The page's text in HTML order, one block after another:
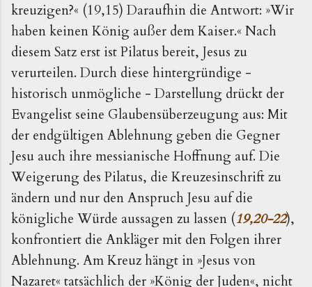
kreuzigen?« (19,15) Daraufhin die Antwort: »Wir
haben keinen König außer dem Kaiser.« Nach
diesem Satz erst ist Pilatus bereit, Jesus zu
verurteilen. Durch diese hintergründige -
historisch unmögliche - Darstellung drückt der
Evangelist seine Glaubensüberzeugung aus: Mit
der endgültigen Ablehnung geben die Gegner
Jesu auch ihre messianische Hoffnung auf. Die
Weigerung des Pilatus, die Kreuzesinschrift zu
ändern und nur den Anspruch Jesu auf die
königliche Würde aussagen zu lassen (19,20-22),
konfrontiert die Ankläger mit den Folgen ihrer
Ablehnung. Am Kreuz hängt in »Jesus von
Nazaret« tatsächlich der »König der Juden«, nicht